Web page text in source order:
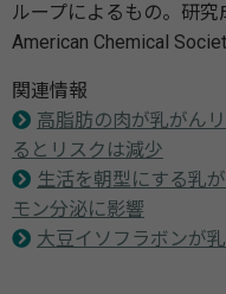
ループによるもの。研
American Chemical
関連情報
高脂肪の肉が乳がん
るとリスクは減少
生活を朝型にする乳
モン分泌に影響
大豆イソフラボンが